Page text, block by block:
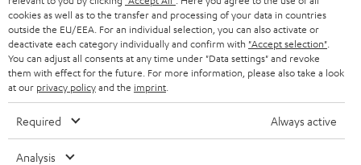
Soundsystem
cookies as well as to the transfer and processing of your data in countries
outside the EU/EEA. For an individual selection, you can also activate or
deactivate each category individually and confirm with "Accept selection"
You can adjust all consents at any time under "Data settings" and revoke
them with effect for the future. For more information, please also take a look
at our privacy policyand the imprint
Required Always active
Analysis